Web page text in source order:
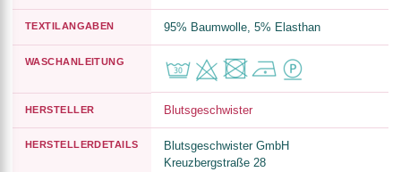
TEXTILANGABEN 95% Baumwolle, 5% Elasthan
WASCHANLEITUNG
HERSTELLER Blutsgeschwister
HERSTELLERDETAILS
Blutsgeschwister GmbH
Kreuzbergstraße 28